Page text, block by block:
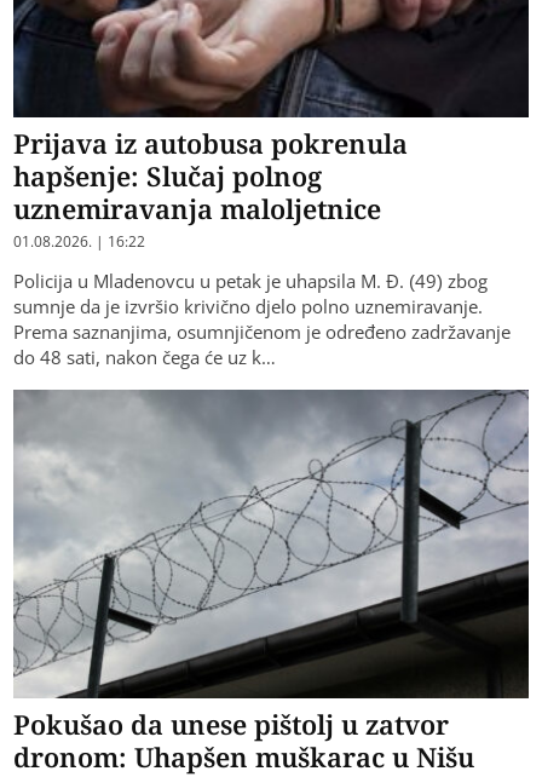
Prijava iz autobusa pokrenula
hapšenje: Slučaj polnog
uznemiravanja maloljetnice
01.08.2026. | 16:22
Policija u Mladenovcu u petak je uhapsila M. Đ. (49) zbog
sumnje da je izvršio krivično djelo polno uznemiravanje.
Prema saznanjima, osumnjičenom je određeno zadržavanje
do 48 sati, nakon čega će uz k…
Pokušao da unese pištolj u zatvor
dronom: Uhapšen muškarac u Nišu